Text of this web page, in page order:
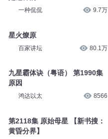
一种侃侃 9.7万
星火燎原
百家讲坛 80.1万
九星霸体诀（粤语） 第1990集
原因
鸿达以太 8566
第2118集 原始母星 【新书搜：
黄昏分界】